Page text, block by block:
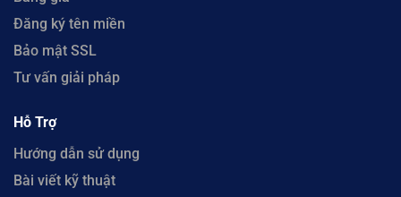
Đăng ký tên miền
Bảo mật SSL
Tư vấn giải pháp
Hỗ Trợ
Hướng dẫn sử dụng
Bài viết kỹ thuật